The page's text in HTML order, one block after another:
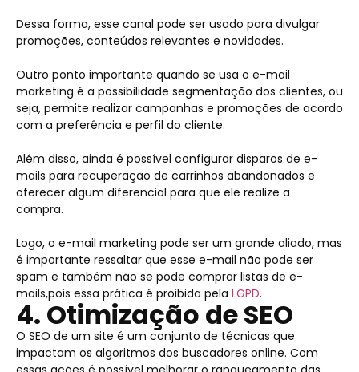
Dessa forma, esse canal pode ser usado para divulgar
promoções, conteúdos relevantes e novidades.
Outro ponto importante quando se usa o e-mail
marketing é a possibilidade segmentação dos clientes, ou
seja, permite realizar campanhas e promoções de acordo
com a preferência e perfil do cliente.
Além disso, ainda é possível configurar disparos de e-
mails para recuperação de carrinhos abandonados e
oferecer algum diferencial para que ele realize a
compra.
Logo, o e-mail marketing pode ser um grande aliado, mas
é importante ressaltar que esse e-mail não pode ser
spam e também não se pode comprar listas de e-
mails,pois essa prática é proibida pela LGPD.
4. Otimização de SEO
O SEO de um site é um conjunto de técnicas que
impactam os algoritmos dos buscadores online. Com